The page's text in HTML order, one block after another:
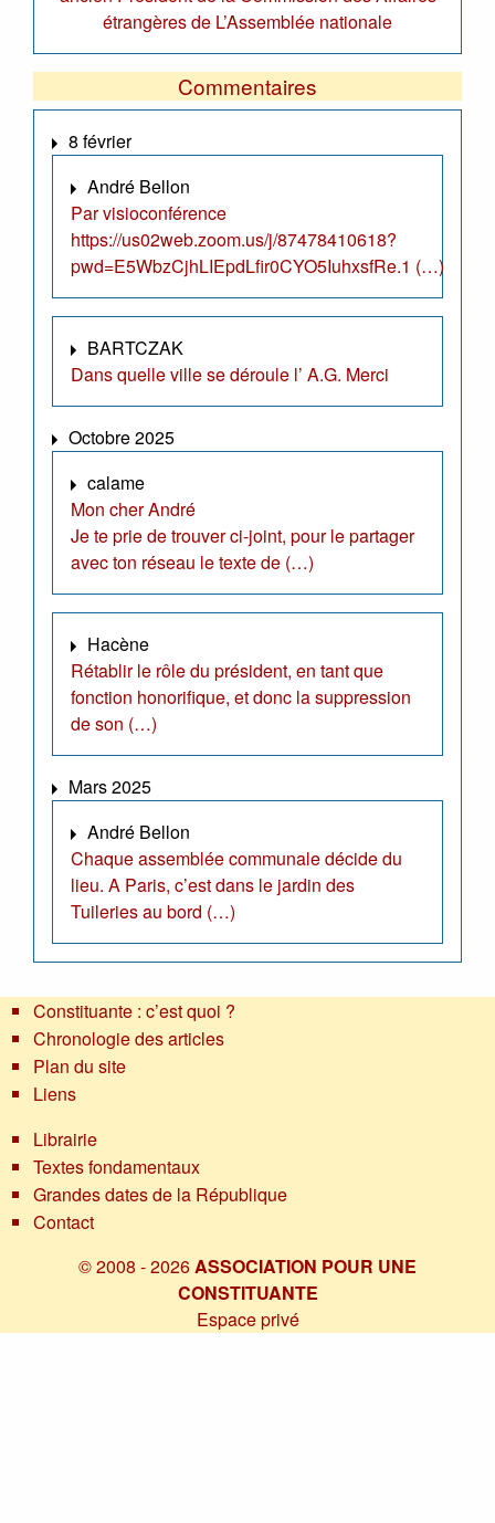
étrangères de L’Assemblée nationale
Commentaires
8 février
André Bellon
Par visioconférence
https://us02web.zoom.us/j/87478410618?
pwd=E5WbzCjhLIEpdLfir0CYO5IuhxsfRe.1 (…)
BARTCZAK
Dans quelle ville se déroule l’ A.G. Merci
Octobre 2025
calame
Mon cher André
Je te prie de trouver ci-joint, pour le partager
avec ton réseau le texte de (…)
Hacène
Rétablir le rôle du président, en tant que
fonction honorifique, et donc la suppression
de son (…)
Mars 2025
André Bellon
Chaque assemblée communale décide du
lieu. A Paris, c’est dans le jardin des
Tuileries au bord (…)
Constituante : c’est quoi ?
Chronologie des articles
Plan du site
Liens
Librairie
Textes fondamentaux
Grandes dates de la République
Contact
© 2008 - 2026ASSOCIATION POUR UNE
CONSTITUANTE
Espace privé